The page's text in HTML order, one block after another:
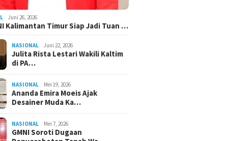
Juni 26, 2026
Kalimantan Timur Siap Jadi Tuan …
NASIONAL Juni 22, 2026
Julita Rista Lestari Wakili Kaltim
di PA…
NASIONAL Mei 19, 2026
Ananda Emira Moeis Ajak
Desainer Muda Ka…
NASIONAL Mei 7, 2026
GMNI Soroti Dugaan